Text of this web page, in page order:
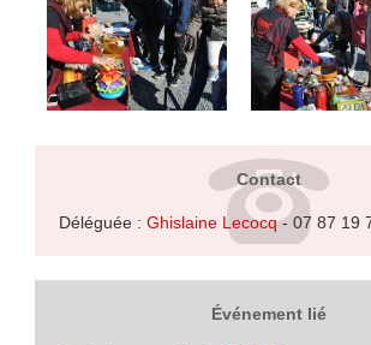
Contact
Déléguée : Ghislaine Lecocq- 07 87 19
Événement lié